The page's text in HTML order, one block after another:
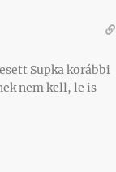
Supka korábbi
nem kell, le is